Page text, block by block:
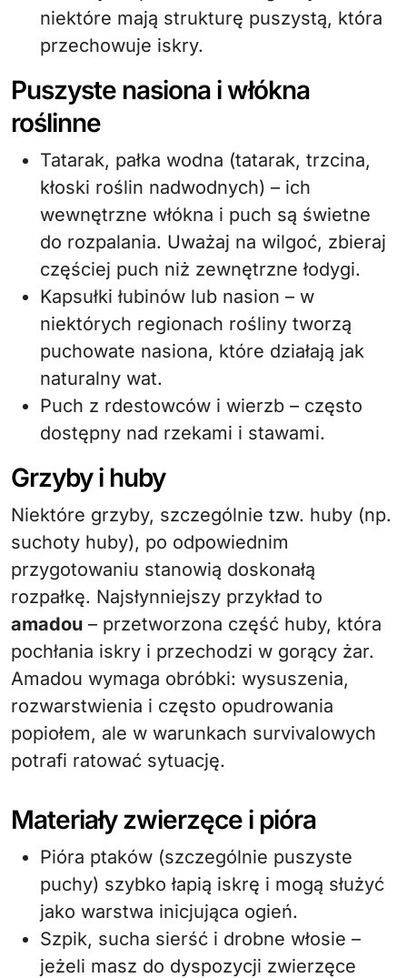
niektóre mają strukturę puszystą, która
przechowuje iskry.
Puszyste nasiona i włókna
roślinne
Tatarak, pałka wodna (tatarak, trzcina,
kłoski roślin nadwodnych) – ich
wewnętrzne włókna i puch są świetne
do rozpalania. Uważaj na wilgoć, zbieraj
częściej puch niż zewnętrzne łodygi.
Kapsułki łubinów lub nasion – w
niektórych regionach rośliny tworzą
puchowate nasiona, które działają jak
naturalny wat.
Puch z rdestowców i wierzb – często
dostępny nad rzekami i stawami.
Grzyby i huby
Niektóre grzyby, szczególnie tzw. huby (np.
suchoty huby), po odpowiednim
przygotowaniu stanowią doskonałą
rozpałkę. Najsłynniejszy przykład to
amadou – przetworzona część huby, która
pochłania iskry i przechodzi w gorący żar.
Amadou wymaga obróbki: wysuszenia,
rozwarstwienia i często opudrowania
popiołem, ale w warunkach survivalowych
potrafi ratować sytuację.
Materiały zwierzęce i pióra
Pióra ptaków (szczególnie puszyste
puchy) szybko łapią iskrę i mogą służyć
jako warstwa inicjująca ogień.
Szpik, sucha sierść i drobne włosie –
jeżeli masz do dyspozycji zwierzęce